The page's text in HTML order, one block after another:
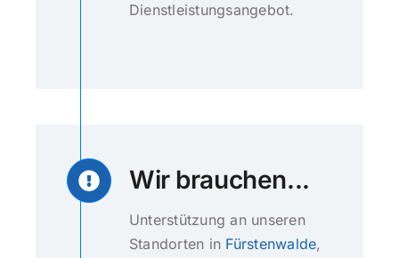
Dienstleistungsangebot.
Wir brauchen...
Unterstützung an unseren
Standorten in Fürstenwalde,